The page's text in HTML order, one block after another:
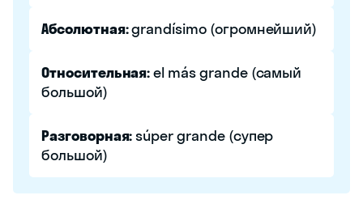
Абсолютная:grandísimo (огромнейший)
Относительная:el más grande (самый
большой)
Разговорная:súper grande (супер
большой)